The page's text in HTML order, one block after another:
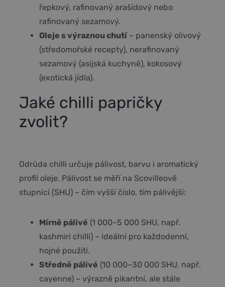
řepkový, rafinovaný arašídový nebo
rafinovaný sezamový.
Oleje s výraznou chutí– panenský olivový
(středomořské recepty), nerafinovaný
sezamový (asijská kuchyně), kokosový
(exotická jídla).
Jaké chilli papričky
zvolit?
Odrůda chilli určuje pálivost, barvu i aromatický
profil oleje. Pálivost se měří na Scovilleově
stupnici (SHU) – čím vyšší číslo, tím pálivější:
Mírně pálivé (1 000–5 000 SHU, např.
kashmiri chilli) – ideální pro každodenní,
hojné použití.
Středně pálivé (10 000–30 000 SHU, např.
cayenne) – výrazně pikantní, ale stále